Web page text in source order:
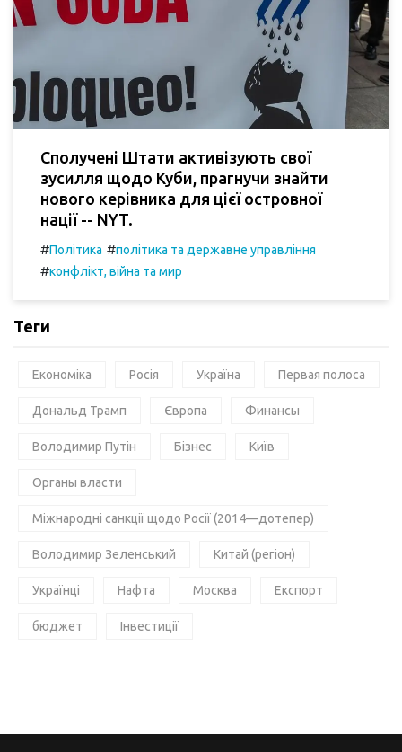
Сполучені Штати активізують свої
зусилля щодо Куби, прагнучи знайти
нового керівника для цієї островної
нації -- NYT.
#Політика #політика та державне управління
#конфлікт, війна та мир
Теги
Економіка Росія Україна Первая полоса
Дональд Трамп Європа Финансы
Володимир Путін Бізнес Київ
Органы власти
Міжнародні санкції щодо Росії (2014—дотепер)
Володимир Зеленський Китай (регіон)
Українці Нафта Москва Експорт
бюджет Інвестиції